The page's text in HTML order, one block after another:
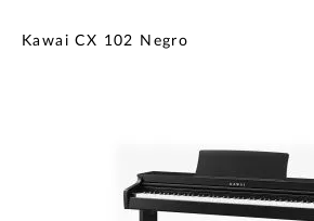
Kawai CX 102 Negro